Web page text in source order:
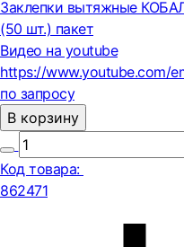
Заклепки вытяжные
(50 шт.) пакет
Видео на youtube
https://www.youtube.com/
по запросу
В корзину
Код товара:
862471